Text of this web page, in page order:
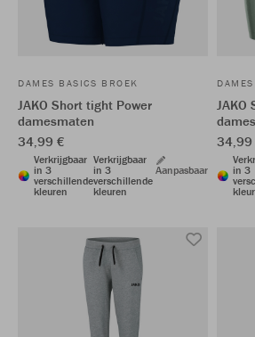
DAMES BASICS BROEK
JAKO Short tight Power
damesmaten
34,99 €
Verkrijgbaar
in 3
verschillende
kleuren
Verkrijgbaar
in 3
verschillende
kleuren
Aanpasbaar
JAKO
34,99
in 3